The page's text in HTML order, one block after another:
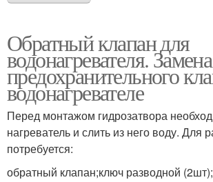
Обратный клапан для
водонагревателя. Замена
предохранительного
водонагревателе
Перед монтажом гидрозатвора
нагреватель и слить из него воду. Для
потребуется:
обратный клапан;ключ разводной